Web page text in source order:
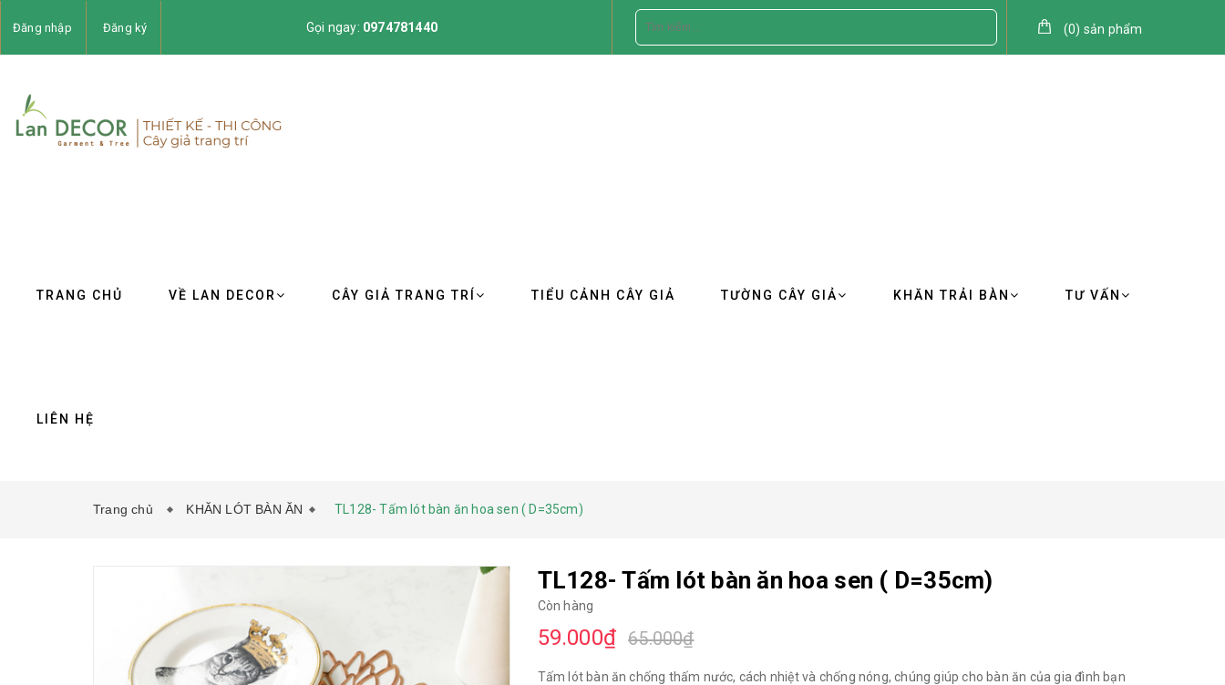
Đăng nhập Đăng ký Gọi ngay: 0974781440 (0) sản phẩm
TRANG CHỦ VỀ LAN DECOR CÂY GIẢ TRANG TRÍ TIỂU CẢNH CÂY GIẢ TƯỜNG CÂY GIẢ KHĂN TRẢI BÀN TƯ VẤN
LIÊN HỆ
Trang chủ KHĂN LÓT BÀN ĂN TL128- Tấm lót bàn ăn hoa sen ( D=35cm)
TL128- Tấm lót bàn ăn hoa sen ( D=35cm)
Còn hàng
59.000₫ 65.000₫
Tấm lót bàn ăn chống thấm nước, cách nhiệt và chống nóng, chúng giúp cho bàn ăn của gia đình bạn